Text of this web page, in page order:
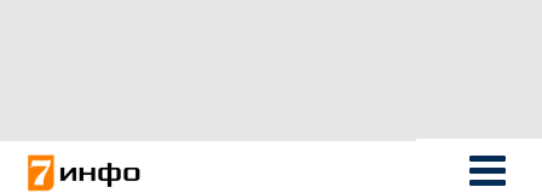
Новости России
Политика